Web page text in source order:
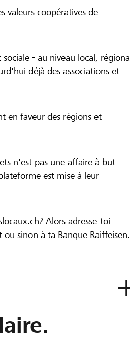
valeurs coopératives de
- au niveau local, régional
déjà des associations et
en faveur des régions et
n'est pas une affaire à but
est mise à leur
Alors adresse-toi
sinon à ta Banque Raiffeisen.